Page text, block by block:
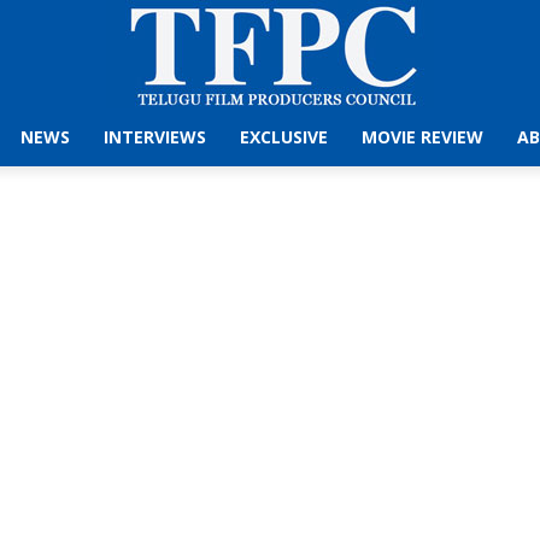
NEWS INTERVIEWS EXCLUSIVE MOVIE REVIEW